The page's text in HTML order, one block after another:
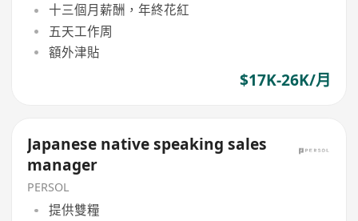
十三個月薪酬，年終花紅
五天工作周
額外津貼
$17K-26K/月
Japanese native speaking sales
manager
PERSOL
提供雙糧